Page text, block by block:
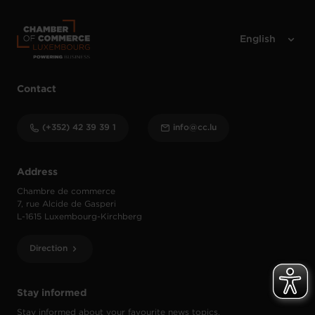
Stay informed
Stay informed about your favourite news topics.
Address
Chambre de commerce
7, rue Alcide de Gasperi
L-1615 Luxembourg-Kirchberg
Direction
Contact
(+352) 42 39 39 1 info@cc.lu